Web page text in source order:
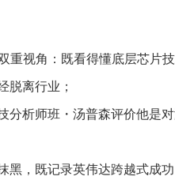
重视角：既看得懂底层芯片
脱离行业；
分析师班・汤普森评价他是
黑，既记录英伟达跨越式成